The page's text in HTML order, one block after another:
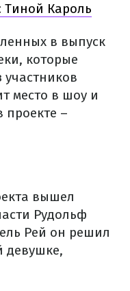
Тиной Кароль
в выпуск
которые
участников
место в шоу и
проекте –
вышел
Рудольф
Рей он решил
девушке,